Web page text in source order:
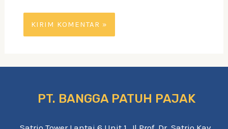
PT. BANGGA PATUH PAJAK